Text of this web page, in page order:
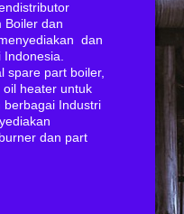
Boiler dan
dan
spare part boiler,
oil heater untuk
berbagai Industri
dan part